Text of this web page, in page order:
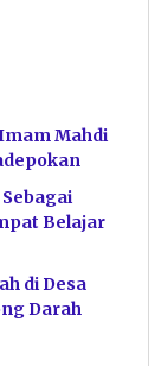
Mahdi
Belajar
di Desa
Darah